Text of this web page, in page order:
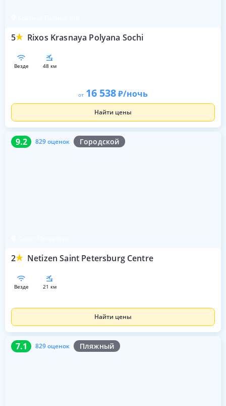
5 Rixos Krasnaya Polyana Sochi
везде 48 км
от 16 538 /ночь
Найти цены
9.2 829 оценок Городской
2 Netizen Saint Petersburg Centre
9.2 829 оценок
везде 21 км
Найти цены
7.1 829 оценок Пляжный
7.1 829 оценок